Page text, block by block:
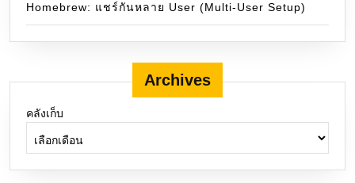
Homebrew: แชร์กันหลาย User (Multi-User Setup)
Archives
คลังเก็บ